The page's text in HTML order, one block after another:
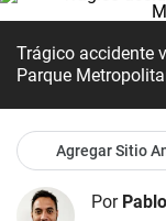
Trágico accidente
Parque
Agregar Sitio
Por